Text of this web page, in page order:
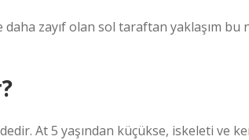
zayıf olan sol taraftan yaklaşım
At 5 yaşından küçükse, iskeleti ve